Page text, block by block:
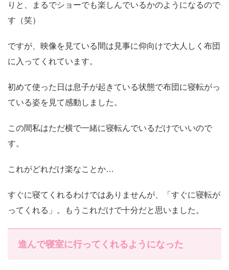
りと、まるでショーでも楽しんでいるかのようになるので
す（笑）
ですが、映像を見ている間は見事に仰向けで大人しく布団
に入ってくれています。
初めて使った日は息子が起きている状態で布団に寝転がっ
ている姿を見て感動しました。
この間私はただ横で一緒に寝転んでいるだけでいいので
す。
これがどれだけ楽なことか…
すぐに寝てくれるわけではありませんが、「すぐに寝転が
ってくれる」。もうこれだけで十分だと思いました。
進んで寝室に行ってくれるようになった